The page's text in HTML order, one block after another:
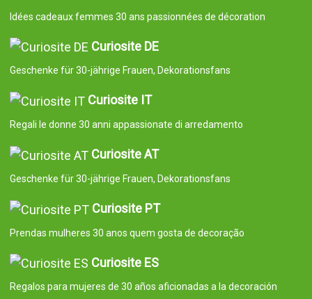
Idées cadeaux femmes 30 ans passionnées de décoration
Curiosite DE
Geschenke für 30-jährige Frauen, Dekorationsfans
Curiosite IT
Regali le donne 30 anni appassionate di arredamento
Curiosite AT
Geschenke für 30-jährige Frauen, Dekorationsfans
Curiosite PT
Prendas mulheres 30 anos quem gosta de decoração
Curiosite ES
Regalos para mujeres de 30 años aficionadas a la decoración